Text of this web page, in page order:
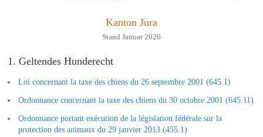
Kanton Jura
Stand Januar 2026
1. Geltendes Hunderecht
Loi concernant la taxe des chiens du 26 septembre 2001 (645.1)
Ordonnance concernant la taxe des chiens du 30 octobre 2001 (645.11)
Ordonnance portant exécution de la législation fédérale sur la
protection des animaux du 29 janvier 2013 (455.1)